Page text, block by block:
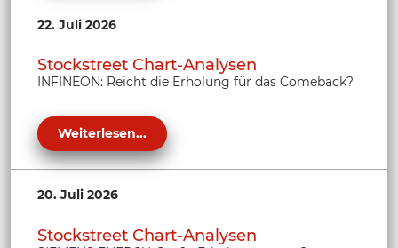
22. Juli 2026
Stockstreet Chart-Analysen
INFINEON: Reicht die Erholung für das Comeback?
Weiterlesen...
20. Juli 2026
Stockstreet Chart-Analysen